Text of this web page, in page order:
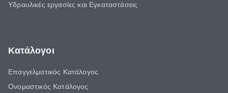
Υδραυλικές εργασίες και Εγκαταστάσεις
Κατάλογοι
Επαγγελματικός Κατάλογος
Ονομαστικός Κατάλογος